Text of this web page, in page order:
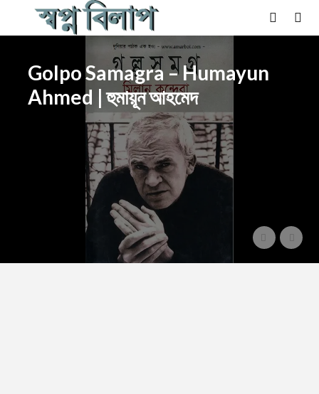
Golpo Samagra – Humayun
Ahmed | হুমায়ূন আহমেদ